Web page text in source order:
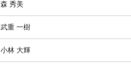
森 秀美
武重 一樹
小林 大輝